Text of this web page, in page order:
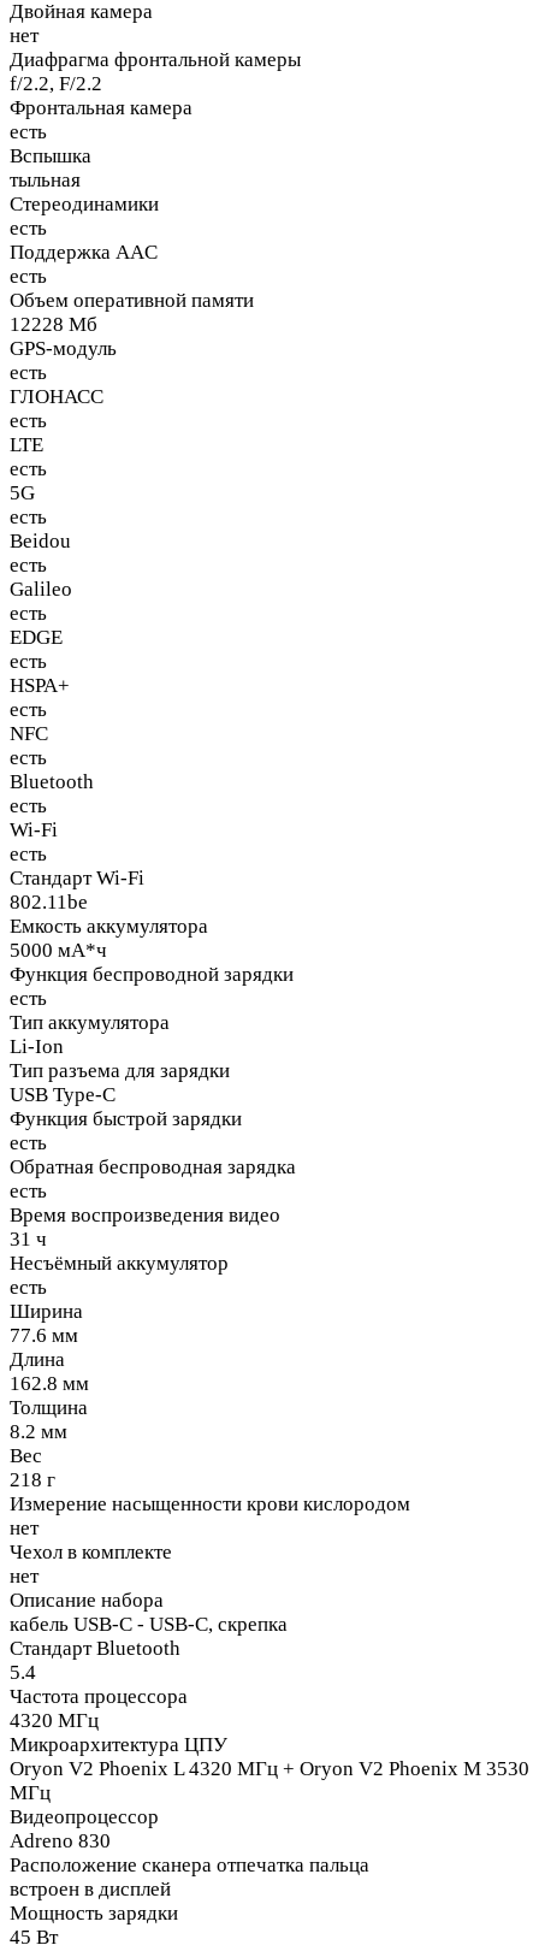
Двойная камера
нет
Диафрагма фронтальной камеры
f/2.2, F/2.2
Фронтальная камера
есть
Вспышка
тыльная
Стереодинамики
есть
Поддержка AAC
есть
Объем оперативной памяти
12228 Мб
GPS-модуль
есть
ГЛОНАСС
есть
LTE
есть
5G
есть
Beidou
есть
Galileo
есть
EDGE
есть
HSPA+
есть
NFC
есть
Bluetooth
есть
Wi-Fi
есть
Стандарт Wi-Fi
802.11be
Емкость аккумулятора
5000 мА*ч
Функция беспроводной зарядки
есть
Тип аккумулятора
Li-Ion
Тип разъема для зарядки
USB Type-C
Функция быстрой зарядки
есть
Обратная беспроводная зарядка
есть
Время воспроизведения видео
31 ч
Несъёмный аккумулятор
есть
Ширина
77.6 мм
Длина
162.8 мм
Толщина
8.2 мм
Вес
218 г
Измерение насыщенности крови кислородом
нет
Чехол в комплекте
нет
Описание набора
кабель USB-C - USB-C, скрепка
Стандарт Bluetooth
5.4
Частота процессора
4320 МГц
Микроархитектура ЦПУ
Oryon V2 Phoenix L 4320 МГц + Oryon V2 Phoenix M 3530
МГц
Видеопроцессор
Adreno 830
Расположение сканера отпечатка пальца
встроен в дисплей
Мощность зарядки
45 Вт